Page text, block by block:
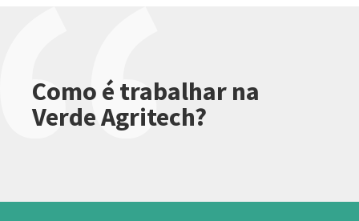
Como é trabalhar na
Verde Agritech?